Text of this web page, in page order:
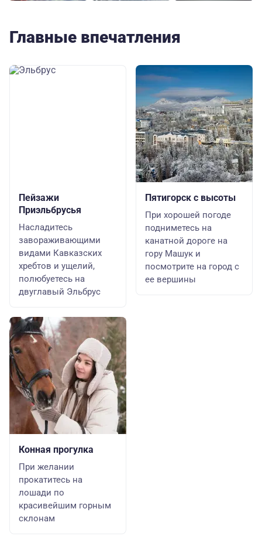
Главные впечатления
Пейзажи
Приэльбрусья
Насладитесь
завораживающими
видами Кавказских
хребтов и ущелий,
полюбуетесь на
двуглавый Эльбрус
Конная прогулка
При желании
прокатитесь на
лошади по
красивейшим горным
склонам
Пятигорск с высоты
При хорошей погоде
подниметесь на
канатной дороге на
гору Машук и
посмотрите на город с
ее вершины